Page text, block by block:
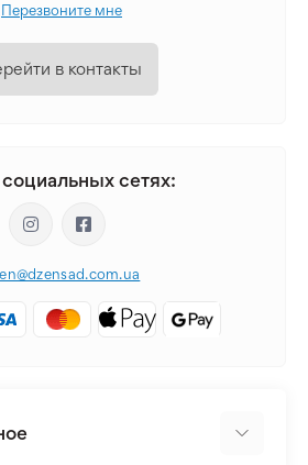
Перезвоните мне
в контакты
сетях: